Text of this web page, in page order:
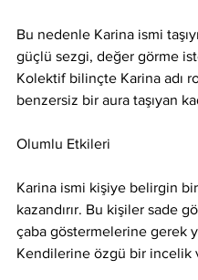
Bu nedenle Karina ismi
güçlü sezgi, değer görme
Kolektif bilinçte Karina adı
benzersiz bir aura taşıyan
Olumlu Etkileri
Karina ismi kişiye belirgin
kazandırır. Bu kişiler sade
çaba göstermelerine gerek
Kendilerine özgü bir incelik